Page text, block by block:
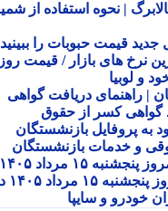
| نحوه استفاده از شمیم
حبوبات را ببینید /
های بازار / قیمت روز
دریافت گواهی
کسر از حقوق
پروفایل بازنشستگان
و خدمات بازنشستگان
قیمت خودروهای ایران خودرو سایپا امروز پنجشنبه ۱۵ مرداد ۱۴۰۵ |
قیمت خودروهای ایران خودرو سایپا امروز پنجشنبه ۱۵ مرداد ۱۴۰۵ در
و سایپا